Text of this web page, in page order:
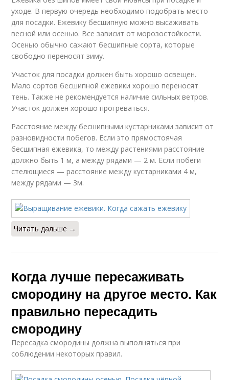
уходе. В первую очередь необходимо подобрать место
для посадки. Ежевику бесшипную можно высаживать
весной или осенью. Все зависит от морозостойкости.
Осенью обычно сажают бесшипные сорта, которые
свободно переносят зиму.
Участок для посадки должен быть хорошо освещен.
Мало сортов бесшипной ежевики хорошо переносят
тень. Также не рекомендуется наличие сильных ветров.
Участок должен хорошо прогреваться.
Расстояние между бесшипными кустарниками зависит от
разновидности побегов. Если это прямостоячая
бесшипная ежевика, то между растениями расстояние
должно быть 1 м, а между рядами — 2 м. Если побеги
стелющиеся — расстояние между кустарниками 4 м,
между рядами — 3м.
Читать дальше →
Когда лучше пересаживать
смородину на другое место. Как
правильно пересадить
смородину
Пересадка смородины должна выполняться при
соблюдении некоторых правил.